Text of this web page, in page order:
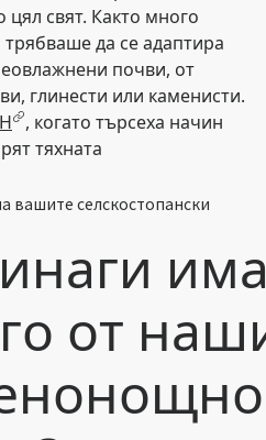
свят. Както много
да се адаптира
почви, от
глинести или каменисти.
, когато търсеха начин
тяхната
вашите селскостопански
от